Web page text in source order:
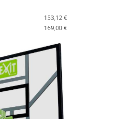
153,12 €
169,00 €